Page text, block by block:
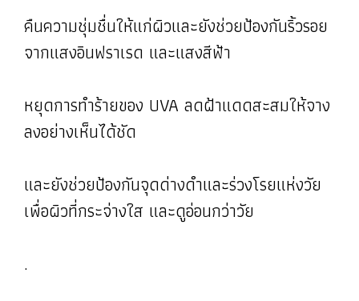
คืนความชุ่มชื่นให้แก่ผิวและยังช่วยป้องกันริ้วรอย
จากแสงอินฟราเรด และแสงสีฟ้า
หยุดการทำร้ายของ UVA ลดฝ้าแดดสะสมให้จาง
ลงอย่างเห็นได้ชัด
และยังช่วยป้องกันจุดด่างดำและร่วงโรยแห่งวัย
เพื่อผิวที่กระจ่างใส และดูอ่อนกว่าวัย
.